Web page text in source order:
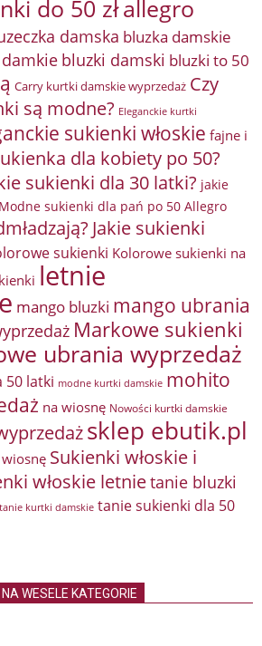
do 50 złallegro
damska bluzka damskie
bluzki damski bluzki to 50
Carry kurtki damskie wyprzedaż Czy
są modne? Eleganckie kurtki
sukienki włoskie fajne i
dla kobiety po 50?
sukienki dla 30 latki? jakie
sukienki dla pań po 50 Allegro
Jakie sukienki
sukienki Kolorowe sukienki na
letnie
mango bluzki mango ubrania
Markowe sukienki
ubrania wyprzedaż
50 latki modne kurtki damskie mohito
na wiosnę Nowości kurtki damskie
sklep ebutik.pl
Sukienki włoskie i
włoskie letnietanie bluzki
tanie kurtki damskie tanie sukienki dla 50
WESELE KATEGORIE